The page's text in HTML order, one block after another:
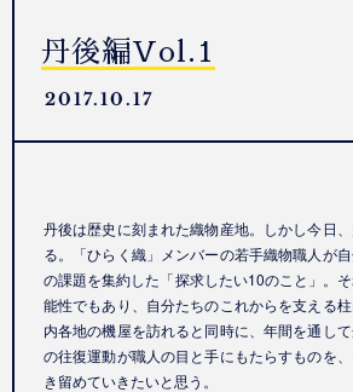
丹後編Vol.1
2017.10.17
丹後は歴史に刻まれた織物産地。しかし今日
る。「ひらく織」メンバーの若手織物職人が
の課題を集約した「探求したい10のこと」。
能性でもあり、自分たちのこれからを支える
内各地の機屋を訪れると同時に、年間を通し
の往復運動が職人の目と手にもたらすものを
き留めていきたいと思う。